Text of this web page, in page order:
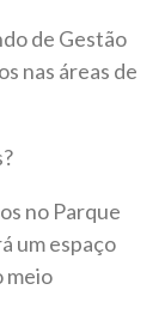
de Gestão
nas áreas de
no Parque
um espaço
meio